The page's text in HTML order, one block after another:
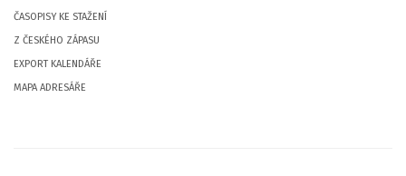
ČASOPISY KE STAŽENÍ
Z ČESKÉHO ZÁPASU
EXPORT KALENDÁŘE
MAPA ADRESÁŘE